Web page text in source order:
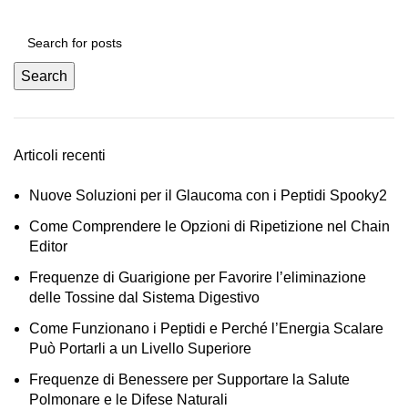
Search
Articoli recenti
Nuove Soluzioni per il Glaucoma con i Peptidi Spooky2
Come Comprendere le Opzioni di Ripetizione nel Chain
Editor
Frequenze di Guarigione per Favorire l’eliminazione
delle Tossine dal Sistema Digestivo
Come Funzionano i Peptidi e Perché l’Energia Scalare
Può Portarli a un Livello Superiore
Frequenze di Benessere per Supportare la Salute
Polmonare e le Difese Naturali